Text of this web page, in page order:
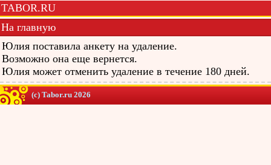
TABOR.RU
На главную
Юлия поставила анкету на удаление.
Возможно она еще вернется.
Юлия может отменить удаление в течение 180 дней.
(c) Tabor.ru 2026